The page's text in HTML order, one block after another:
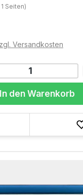
Seiten)
Versandkosten
In den Warenkorb